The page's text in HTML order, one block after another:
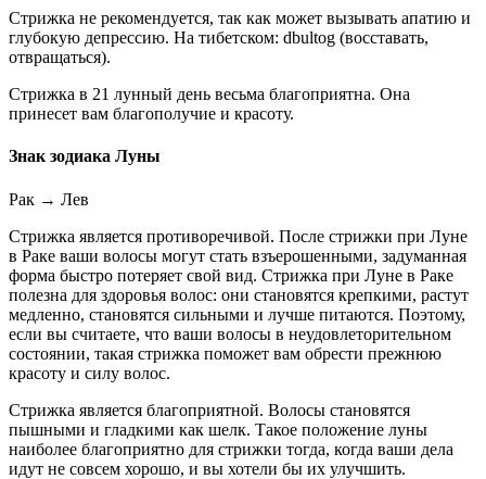
Стрижка не рекомендуется, так как может вызывать апатию и
глубокую депрессию. На тибетском: dbultog (восставать,
отвращаться).
Стрижка в 21 лунный день весьма благоприятна. Она
принесет вам благополучие и красоту.
Знак зодиака Луны
Рак → Лев
Стрижка является противоречивой. После стрижки при Луне
в Раке ваши волосы могут стать взъерошенными, задуманная
форма быстро потеряет свой вид. Стрижка при Луне в Раке
полезна для здоровья волос: они становятся крепкими, растут
медленно, становятся сильными и лучше питаются. Поэтому,
если вы считаете, что ваши волосы в неудовлеторительном
состоянии, такая стрижка поможет вам обрести прежнюю
красоту и силу волос.
Стрижка является благоприятной. Волосы становятся
пышными и гладкими как шелк. Такое положение луны
наиболее благоприятно для стрижки тогда, когда ваши дела
идут не совсем хорошо, и вы хотели бы их улучшить.